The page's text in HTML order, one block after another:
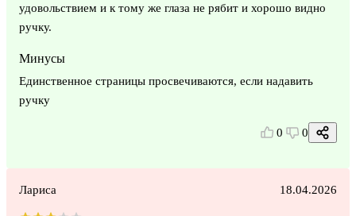
удовольствием и к тому же глаза не рябит и хорошо видно
ручку.
Минусы
Единственное страницы просвечиваются, если надавить
ручку
0 0
Лариса 18.04.2026